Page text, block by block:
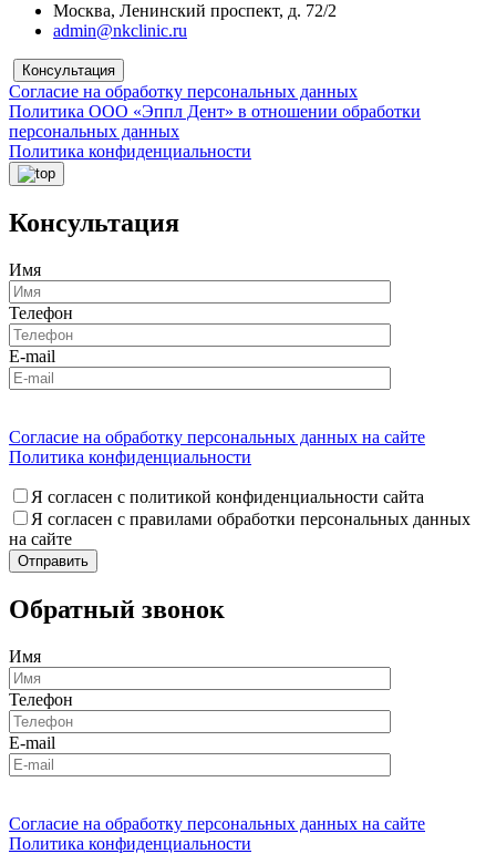
Москва, Ленинский проспект, д. 72/2
admin@nkclinic.ru
Консультация
Согласие на обработку персональных данных
Политика ООО «Эппл Дент» в отношении обработки
персональных данных
Политика конфиденциальности
Консультация
Имя
Телефон
E-mail
Согласие на обработку персональных данных на сайте
Политика конфиденциальности
Я согласен с политикой конфиденциальности сайта
Я согласен с правилами обработки персональных данных
на сайте
Обратный звонок
Имя
Телефон
E-mail
Согласие на обработку персональных данных на сайте
Политика конфиденциальности